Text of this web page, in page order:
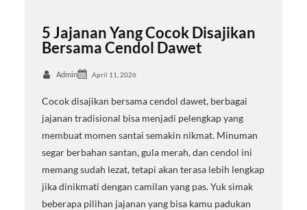
5 Jajanan Yang Cocok Disajikan
Bersama Cendol Dawet
Admin April 11, 2026
Cocok disajikan bersama cendol dawet, berbagai
jajanan tradisional bisa menjadi pelengkap yang
membuat momen santai semakin nikmat. Minuman
segar berbahan santan, gula merah, dan cendol ini
memang sudah lezat, tetapi akan terasa lebih lengkap
jika dinikmati dengan camilan yang pas. Yuk simak
beberapa pilihan jajanan yang bisa kamu padukan